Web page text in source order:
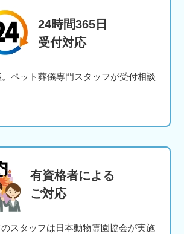
24時間365日
受付対応
ペット葬儀専門スタッフが受付相談
有資格者による
ご対応
スタッフは日本動物霊園協会が実施